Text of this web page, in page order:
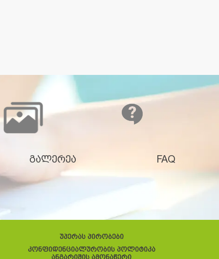
გალერეა FAQ
უპერას პირობები
კონფიდენციალურობის პოლიტიკა
ანგარიშის ამონაწერი